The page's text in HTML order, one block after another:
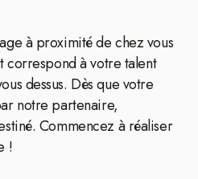
à proximité de chez vous
correspond à votre talent
dessus. Dès que votre
notre partenaire,
Commencez à réaliser
!